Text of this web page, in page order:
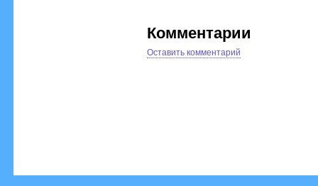
Комментарии
Оставить комментарий